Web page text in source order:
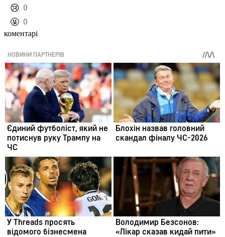
️😢 0
️🤬 0
коментарі